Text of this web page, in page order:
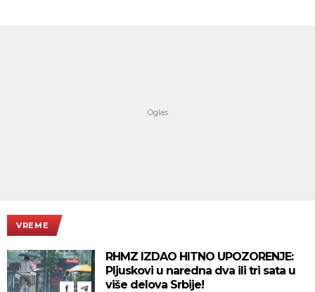
VREME
RHMZ IZDAO HITNO UPOZORENJE:
Pljuskovi u naredna dva ili tri sata u
više delova Srbije!